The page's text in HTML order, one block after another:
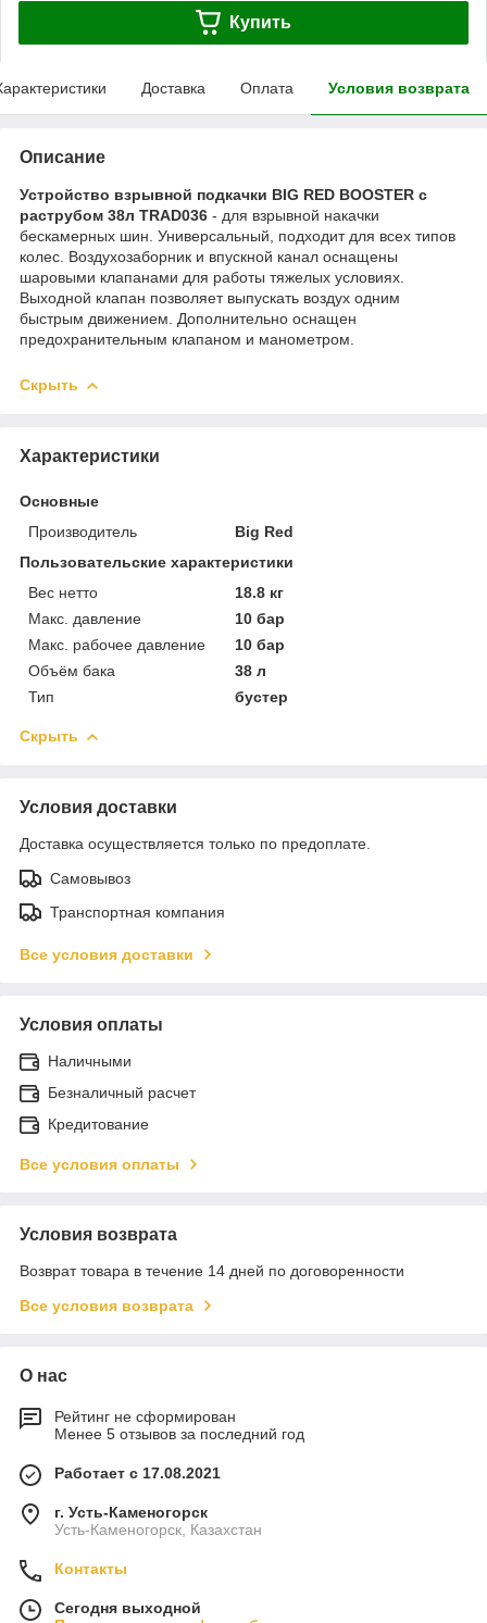
Купить
Доставка Оплата Условия возврата
Описание
Устройство взрывной подкачки BIG RED BOOSTER с
раструбом 38л TRAD036 - для взрывной накачки
бескамерных шин. Универсальный, подходит для всех типов
колес. Воздухозаборник и впускной канал оснащены
шаровыми клапанами для работы тяжелых условиях.
Выходной клапан позволяет выпускать воздух одним
быстрым движением. Дополнительно оснащен
предохранительным клапаном и манометром.
Скрыть
Характеристики
Основные
Производитель
Big Red
Пользовательские характеристики
Вес нетто
18.8 кг
Макс. давление
10 бар
Макс. рабочее давление
10 бар
Объём бака
38 л
Тип
бустер
Скрыть
Условия доставки
Доставка осуществляется только по предоплате.
Самовывоз
Транспортная компания
Все условия доставки
Условия оплаты
Наличными
Безналичный расчет
Кредитование
Все условия оплаты
Условия возврата
Возврат товара в течение 14 дней по договоренности
Все условия возврата
О нас
Рейтинг не сформирован
Менее 5 отзывов за последний год
Работает с 17.08.2021
г. Усть-Каменогорск
Усть-Каменогорск, Казахстан
Контакты
Сегодня выходной